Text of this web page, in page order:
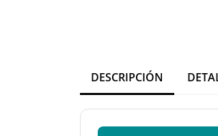
DESCRIPCIÓN